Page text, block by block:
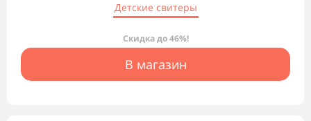
Детские свитеры
Скидка до 46%!
В магазин